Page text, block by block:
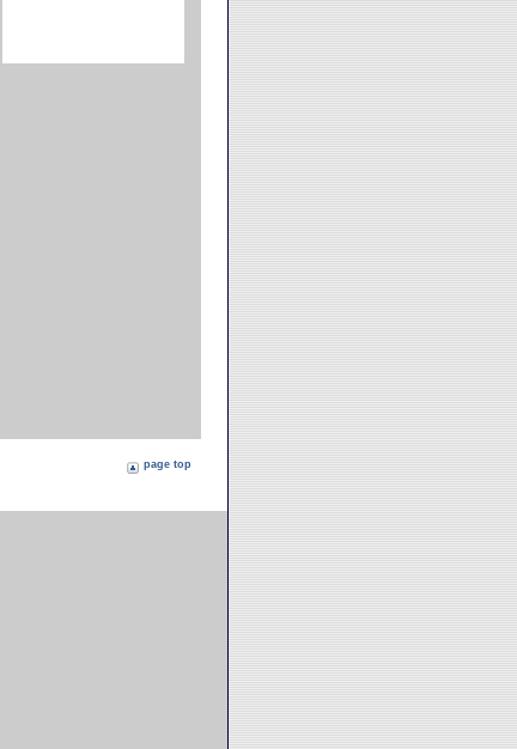
page top